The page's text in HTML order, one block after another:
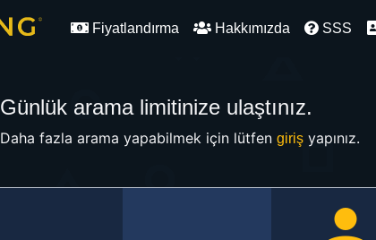
Fiyatlandırma Hakkımızda SSS
Günlük arama limitinize ulaştınız.
Daha fazla arama yapabilmek için lütfen girişyapınız.